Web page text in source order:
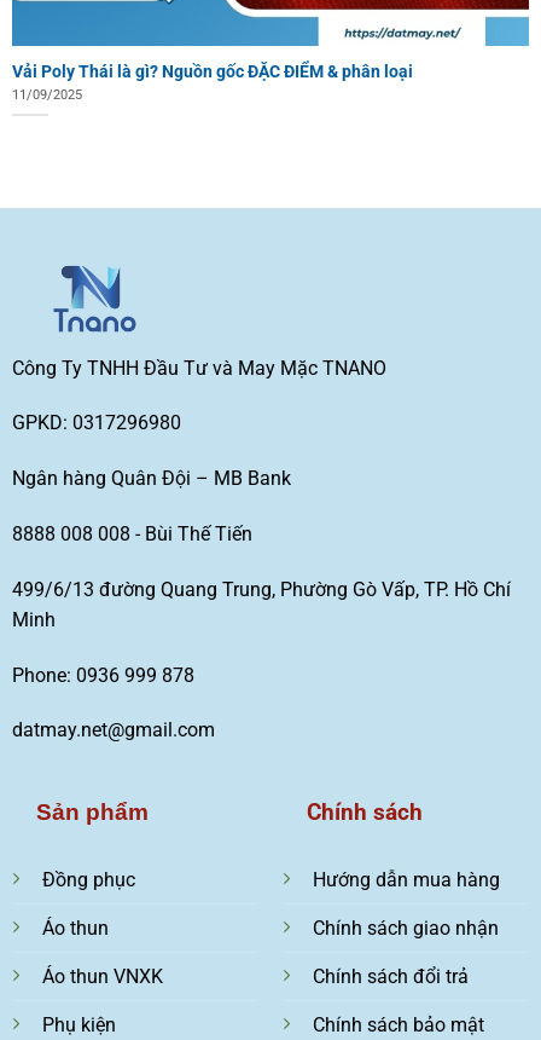
Vải Poly Thái là gì? Nguồn gốc ĐẶC ĐIỂM & phân loại
11/09/2025
Công Ty TNHH Đầu Tư và May Mặc TNANO
GPKD: 0317296980
Ngân hàng Quân Đội – MB Bank
8888 008 008 - Bùi Thế Tiến
499/6/13 đường Quang Trung, Phường Gò Vấp, TP. Hồ Chí
Minh
Phone: 0936 999 878
datmay.net@gmail.com
Sản phẩm
Đồng phục
Áo thun
Áo thun VNXK
Phụ kiện
Chính sách
Hướng dẫn mua hàng
Chính sách giao nhận
Chính sách đổi trả
Chính sách bảo mật